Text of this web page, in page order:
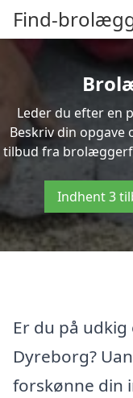
Find-
Leder du efter en
Beskriv din
tilbud fra
Indhent 3
Er du på
Dyreborg?
forskønne din